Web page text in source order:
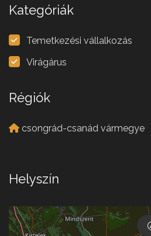
Kategóriák
Temetkezési vállalkozás
Virágárus
Régiók
csongrád-csanád vármegye
Helyszín